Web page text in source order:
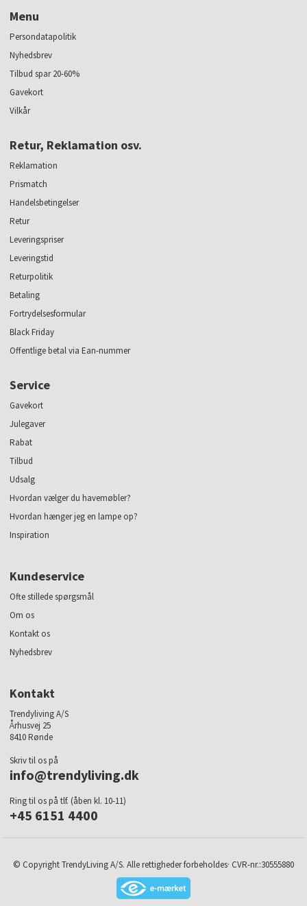
Menu
Persondatapolitik
Nyhedsbrev
Tilbud spar 20-60%
Gavekort
Vilkår
Retur, Reklamation osv.
Reklamation
Prismatch
Handelsbetingelser
Retur
Leveringspriser
Leveringstid
Returpolitik
Betaling
Fortrydelsesformular
Black Friday
Offentlige betal via Ean-nummer
Service
Gavekort
Julegaver
Rabat
Tilbud
Udsalg
Hvordan vælger du havemøbler?
Hvordan hænger jeg en lampe op?
Inspiration
Kundeservice
Ofte stillede spørgsmål
Om os
Kontakt os
Nyhedsbrev
Kontakt
Trendyliving A/S
Århusvej 25
8410 Rønde
Skriv til os på
info@trendyliving.dk
Ring til os på tlf. (åben kl. 10-11)
+45 6151 4400
© Copyright TrendyLiving A/S. Alle rettigheder forbeholdes· CVR-nr.:30555880